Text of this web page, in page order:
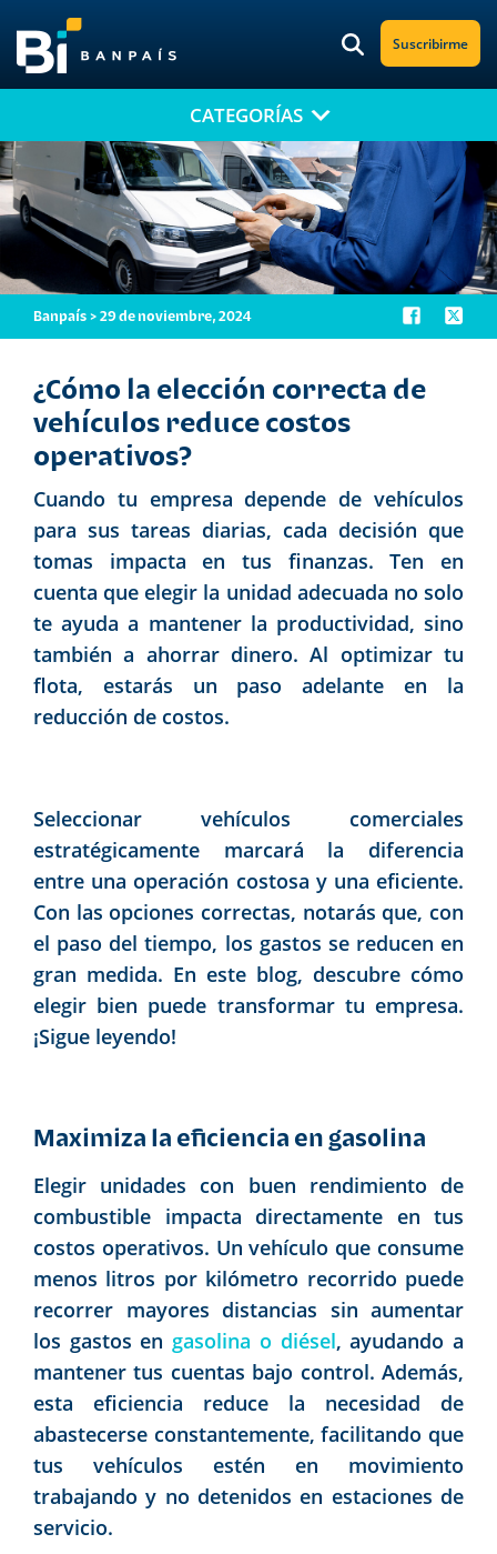
Suscribirme
¡No te pierdas nuestro nuevo contenido!
Suscríbete a nuestro blog y recibe mensualmente en tu correo
electrónico, las noticias más relevantes.
CATEGORÍAS
Banpaís > 29 de noviembre, 2024
¿Cómo la elección correcta de
vehículos reduce costos
operativos?
Cuando tu empresa depende de vehículos
para sus tareas diarias, cada decisión que
tomas impacta en tus finanzas. Ten en
cuenta que elegir la unidad adecuada no solo
te ayuda a mantener la productividad, sino
también a ahorrar dinero. Al optimizar tu
flota, estarás un paso adelante en la
reducción de costos.
Seleccionar vehículos comerciales
estratégicamente marcará la diferencia
entre una operación costosa y una eficiente.
Con las opciones correctas, notarás que, con
el paso del tiempo, los gastos se reducen en
gran medida. En este blog, descubre cómo
elegir bien puede transformar tu empresa.
¡Sigue leyendo!
Maximiza la eficiencia en gasolina
Elegir unidades con buen rendimiento de
combustible impacta directamente en tus
costos operativos. Un vehículo que consume
menos litros por kilómetro recorrido puede
recorrer mayores distancias sin aumentar
los gastos en gasolina o diésel, ayudando a
mantener tus cuentas bajo control. Además,
esta eficiencia reduce la necesidad de
abastecerse constantemente, facilitando que
tus vehículos estén en movimiento
trabajando y no detenidos en estaciones de
servicio.